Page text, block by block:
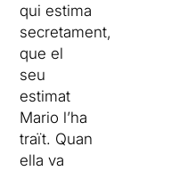
qui estima
secretament,
que el
seu
estimat
Mario l’ha
traït. Quan
ella va